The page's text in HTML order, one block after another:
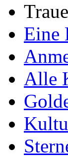
Eine
Alle